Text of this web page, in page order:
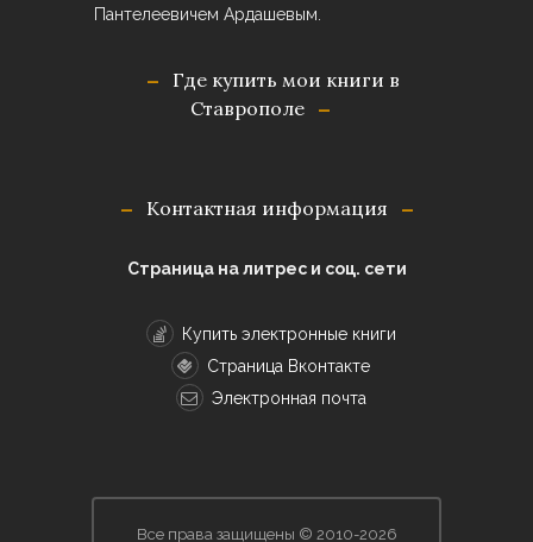
Пантелеевичем Ардашевым.
Где купить мои книги в
Ставрополе
Контактная информация
Страница на литрес и соц. сети
Купить электронные книги
Страница Вконтакте
Электронная почта
Все права защищены © 2010-2026